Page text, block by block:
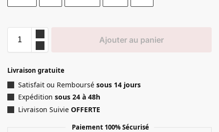
Ajouter au panier
Livraison gratuite
Satisfait ou Remboursé sous 14 jours
Expédition sous 24 à 48h
Livraison Suivie OFFERTE
Paiement 100% Sécurisé